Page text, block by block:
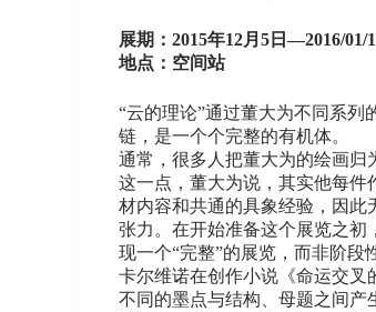
展期：2015年12月5日—2016/01/
地点：空间站
“云的理论”通过董大为不同系
链，是一个个完整的有机体。
通常，很多人把董大为的绘画
这一点，董大为说，其实他每件
材内容和共通的具象经验，因此
张力。在开始准备这个展览之初
现一个“完整”的展览，而非阶段
卡尔维诺在创作小说《命运交叉
不同的墨点与结构、母题之间产